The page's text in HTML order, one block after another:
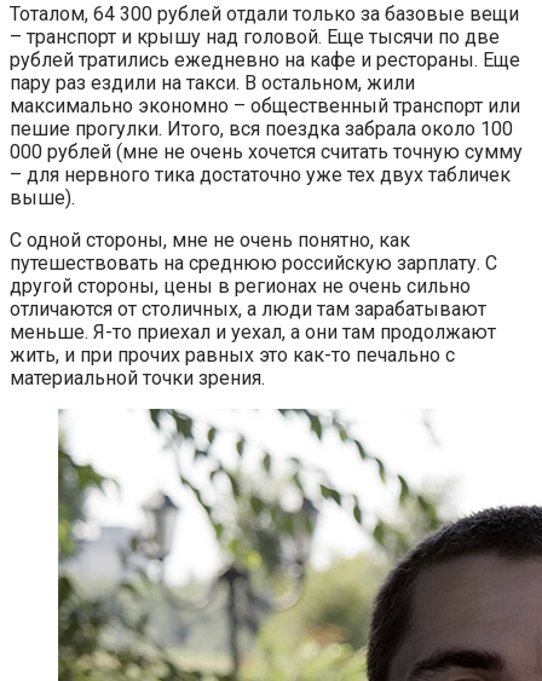
Тоталом, 64 300 рублей отдали только за базовые вещи
– транспорт и крышу над головой. Еще тысячи по две
рублей тратились ежедневно на кафе и рестораны. Еще
пару раз ездили на такси. В остальном, жили
максимально экономно – общественный транспорт или
пешие прогулки. Итого, вся поездка забрала около 100
000 рублей (мне не очень хочется считать точную сумму
– для нервного тика достаточно уже тех двух табличек
выше).
С одной стороны, мне не очень понятно, как
путешествовать на среднюю российскую зарплату. С
другой стороны, цены в регионах не очень сильно
отличаются от столичных, а люди там зарабатывают
меньше. Я-то приехал и уехал, а они там продолжают
жить, и при прочих равных это как-то печально с
материальной точки зрения.